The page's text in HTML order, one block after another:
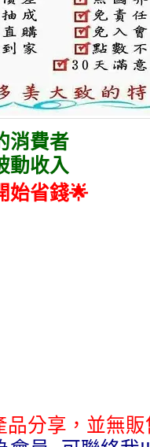
消費者
動收入
始省錢🌟
品分享，並無